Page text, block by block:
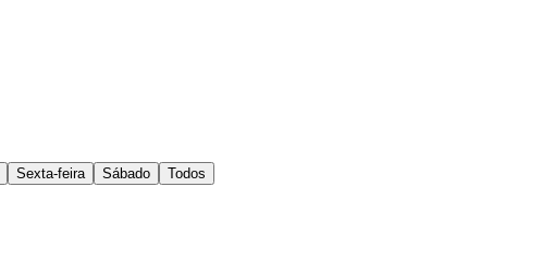
Sexta-feira Sábado Todos